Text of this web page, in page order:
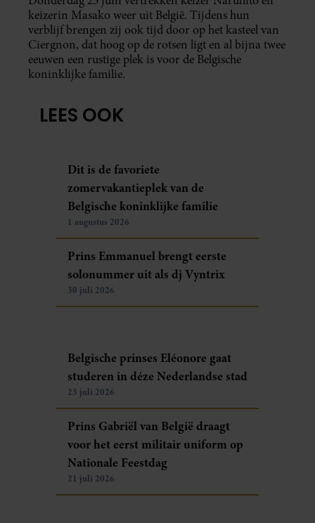
keizerin Masako weer uit België. Tijdens hun
verblijf brengen zij ook tijd door op het kasteel van
Ciergnon, dat hoog op de rotsen ligt en al bijna twee
eeuwen een rustige plek is voor de Belgische
koninklijke familie.
LEES OOK
Dit is de favoriete
zomervakantieplek van de
Belgische koninklijke familie
1 augustus 2026
Prins Emmanuel brengt eerste
solonummer uit als dj Vyntrix
30 juli 2026
Belgische prinses Eléonore gaat
studeren in déze Nederlandse stad
23 juli 2026
Prins Gabriël van België draagt
voor het eerst militair uniform op
Nationale Feestdag
21 juli 2026